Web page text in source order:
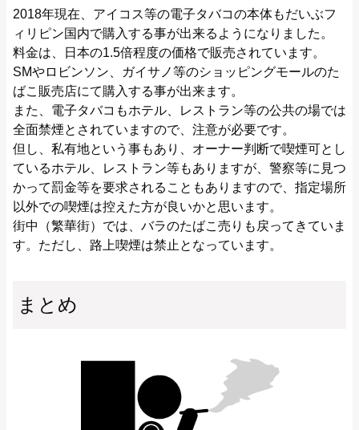
2018年現在、アイコス等の電子タバコの本体もだいぶフ
ィリピン国内で購入する事が出来るようになりました。
料金は、日本の1.5倍程度の価格で販売されています。
SMやロビンソン、ガイサノ等のショッピングモールのた
ばこ販売店にて購入する事が出来ます。
また、電子タバコもホテル、レストラン等の公共の場では
全面禁煙とされていますので、注意が必要です。
但し、私有地という事もあり、オーナー判断で喫煙可とし
ているホテル、レストラン等もありますが、警察等に見つ
かって罰金等を要求されることもありますので、指定場所
以外での喫煙は控えた方が良いかと思います。
街中（繁華街）では、バラのたばこ売りも戻ってきていま
す。ただし、路上喫煙は禁止となっています。
まとめ